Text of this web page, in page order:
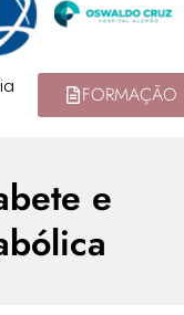
FORMAÇÃO
e